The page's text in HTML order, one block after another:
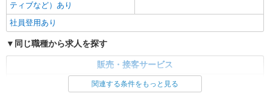
ティブなど）あり
社員登用あり
同じ職種から求人を探す
販売・接客サービス
関連する条件をもっと見る